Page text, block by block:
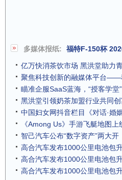
多媒体报纸: 福特F-150杯
亿万快消茶饮市场 黑洪堂助力
聚焦科技创新的融媒体平台——
瞄准企服SaaS蓝海，“授客学堂”
黑洪堂引领奶茶加盟行业共同创
中国妇女网抖音栏目《对话·婚
《Among Us》手游飞艇地图上
智己汽车公布“数字资产”两大开
高合汽车发布1000公里电池包
高合汽车发布1000公里电池包
高合汽车发布1000公里电池包